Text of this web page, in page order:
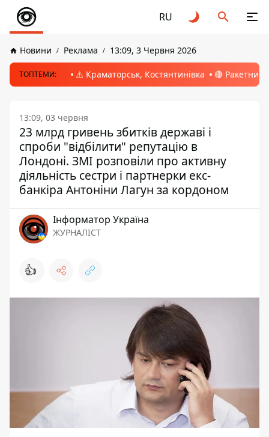
RU
Новини Реклама 13:09, 3 Червня 2026
ТОПТЕМИ: ⚠️ Краматорськ, Костянтинівка 🔴 Ракетний
13:09, 03 червня
23 млрд гривень збитків державі і
спроби "відбілити" репутацію в
Лондоні. ЗМІ розповіли про активну
діяльність сестри і партнерки екс-
банкіра Антоніни Лагун за кордоном
Інформатор Україна
ЖУРНАЛІСТ
👍